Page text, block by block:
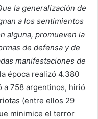
la generalización de
a los sentimientos
alguna, promueven la
de defensa y de
manifestaciones de
época realizó 4.380
a 758 argentinos, hirió
(entre ellos 29
minimice el terror